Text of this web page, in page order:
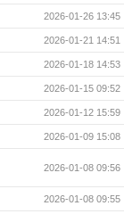
2026-01-26 13:45
2026-01-21 14:51
2026-01-18 14:53
2026-01-15 09:52
2026-01-12 15:59
2026-01-09 15:08
2026-01-08 09:56
2026-01-08 09:55